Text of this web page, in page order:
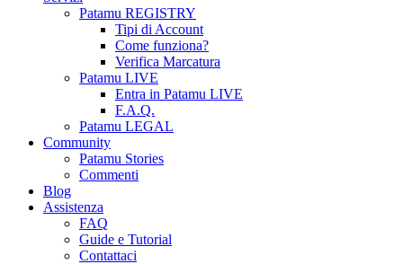
Patamu REGISTRY
Tipi di Account
Come funziona?
Verifica Marcatura
Patamu LIVE
Entra in Patamu LIVE
F.A.Q.
Patamu LEGAL
Community
Patamu Stories
Commenti
Blog
Assistenza
FAQ
Guide e Tutorial
Contattaci